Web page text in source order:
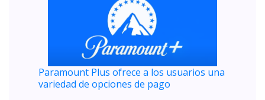
Paramount Plus ofrece a los usuarios una
variedad de opciones de pago